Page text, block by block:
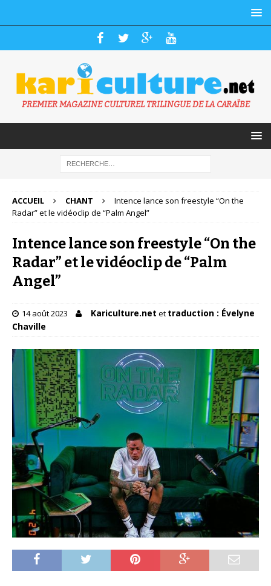
PREMIER MAGAZINE CULTUREL TRILINGUE DE LA CARAÏBE
ACCUEIL CHANT
Intence lance son freestyle “On the
Radar” et le vidéoclip de “Palm Angel”
Intence lance son freestyle “On the
Radar” et le vidéoclip de “Palm
Angel”
14 août 2023 Kariculture.net et traduction : Évelyne
Chaville